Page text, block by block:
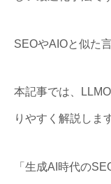
SEOやAIOと似た
本記事では、
りやすく解説しま
「生成AI時代の